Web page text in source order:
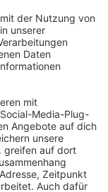
dunkle Jacke
eine